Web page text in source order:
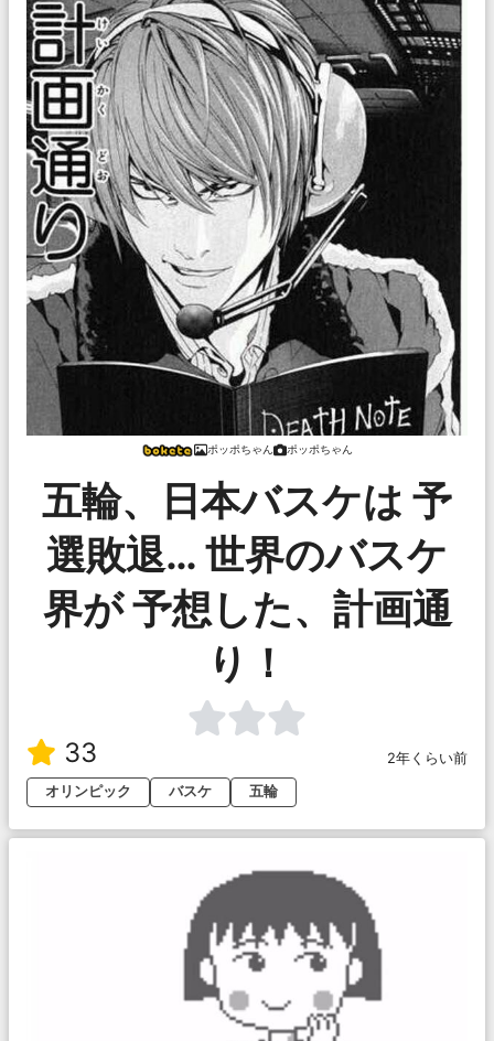
ポッポちゃん ポッポちゃん
五輪、日本バスケは 予
選敗退… 世界のバスケ
界が 予想した、計画通
り！
33
2年くらい前
オリンピック
バスケ 五輪